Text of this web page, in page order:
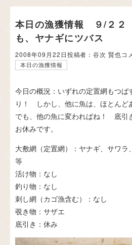
本日の漁獲情報 ９/２２
も、ヤナギにツバス
2008年09月22日投稿者：谷次 賢也コ
本日の漁獲情報
今日の概況：いずれの定置網もつば
り！ しかし、他に魚は、ほとんど
でも、他の魚に変わればね！ 底引
お休みです。
大敷網（定置網）：ヤナギ、サワ
等
活け物：なし
釣り物：なし
刺し網（カゴ漁含む）：なし
覗き物：サザエ
底引き：休み